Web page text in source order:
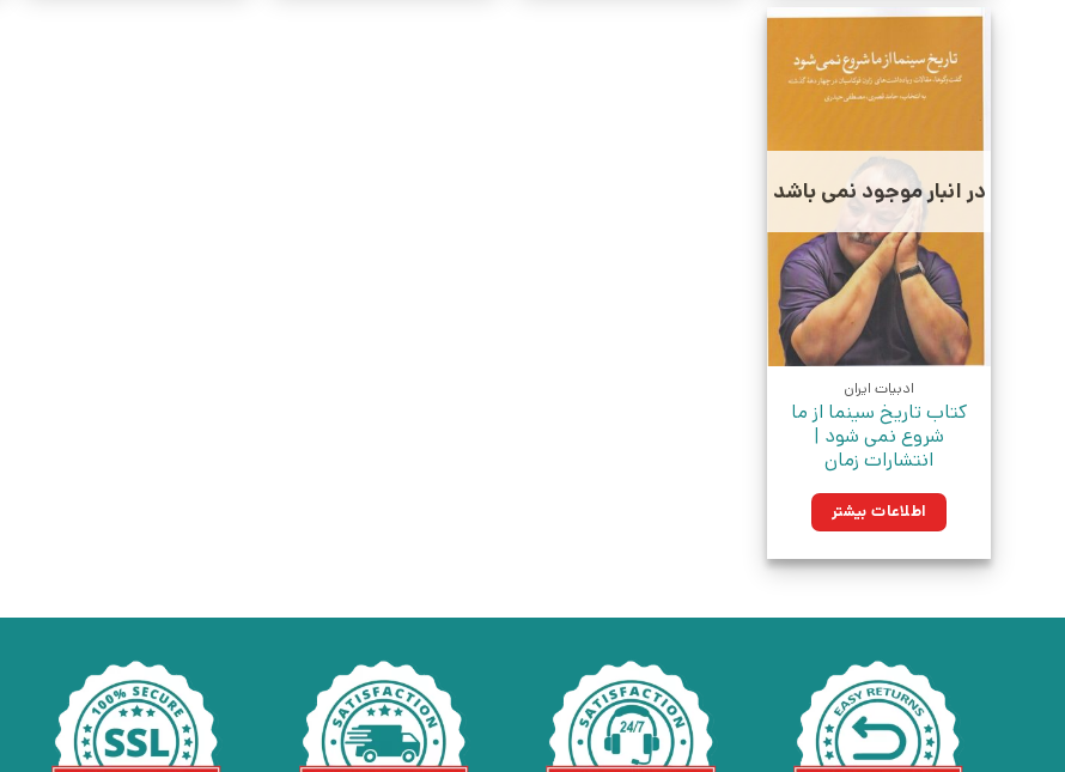
در انبار موجود نمی باشد
ادبیات ایران
کتاب تاریخ سینما از ما
شروع نمی شود |
انتشارات زمان
اطلاعات بیشتر